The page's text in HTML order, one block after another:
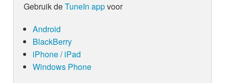
Gebruik deTuneIn appvoor
Android
BlackBerry
iPhone / iPad
Windows Phone